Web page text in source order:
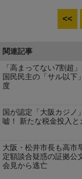
<<
関連記事
「高まってない7割超
国民民主の「サル以下
度
国が認定「大阪カジノ
嘘！ 新たな税金投入
大阪・松井市長も高市
定額談合疑惑の証拠公
会見から逃亡